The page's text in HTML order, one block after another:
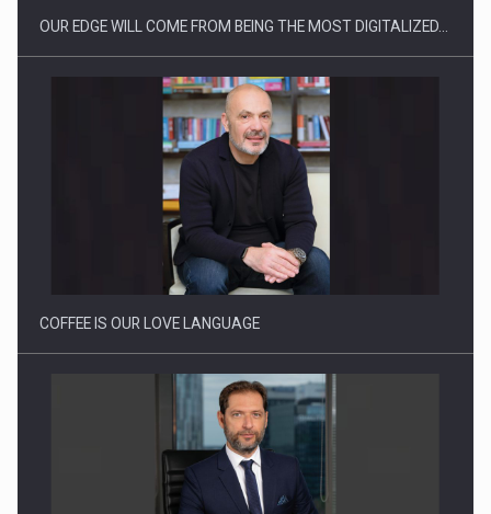
Webinar - Business Evolution-RETHINK STRATEGY-Finantare
Investitii Digitalizare
OUR EDGE WILL COME FROM BEING THE MOST DIGITALIZED…
COFFEE IS OUR LOVE LANGUAGE